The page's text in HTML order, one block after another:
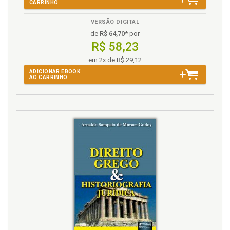
Direito. É o Direito o conjunto das leis?, p. 23
Direito. Método da ciência do Direito. Terceiro
aspecto: a doutrina. O estudo do Direito, a ciência do
Direito. O Direito sendo estudado, p. 49
Direito. Método da criação do Direito. Primeiro
aspecto: a criação da norma. O Direito sendo criado,
p. 43
Direito. Quarto aspecto: o Direito sendo ensinado, p.
Direito. Método do estudo, ou da aprendizagem, do
Direito. O mau homem do Direito, p. 40
Direito. O método do Direito em ação. Segundo
aspecto: o Direito como substancialmente é. A
aplicação do Direito. O Direito em funcionamento. O
Direito sendo efetivado. O Direito real, p. 35
Direito. O que o Direito é? É uma ciência?, p. 15
CARRINHO
VERSÃO DIGITAL
de R$ 64,70* por
R$ 58,23
em 2x de R$ 29,12
ADICIONAR EBOOK
AO CARRINHO